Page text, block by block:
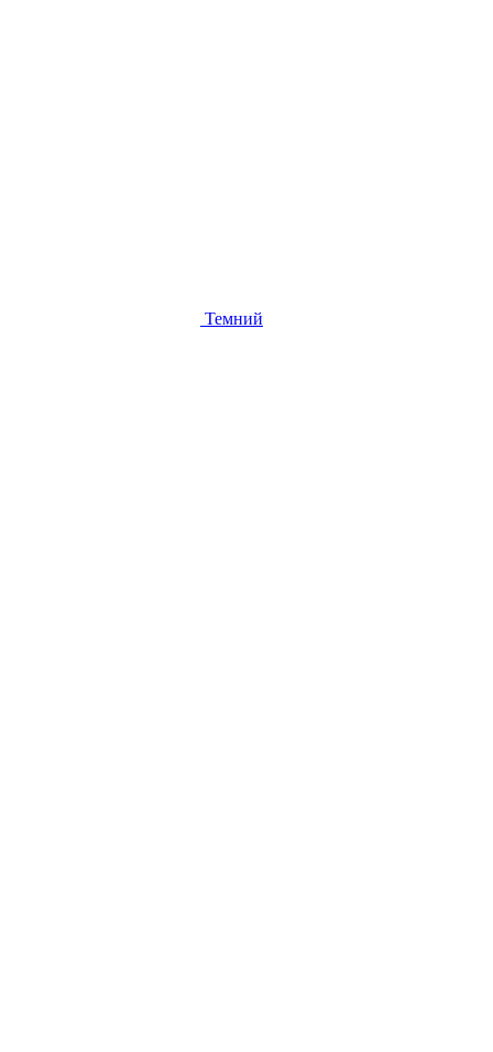
Темний